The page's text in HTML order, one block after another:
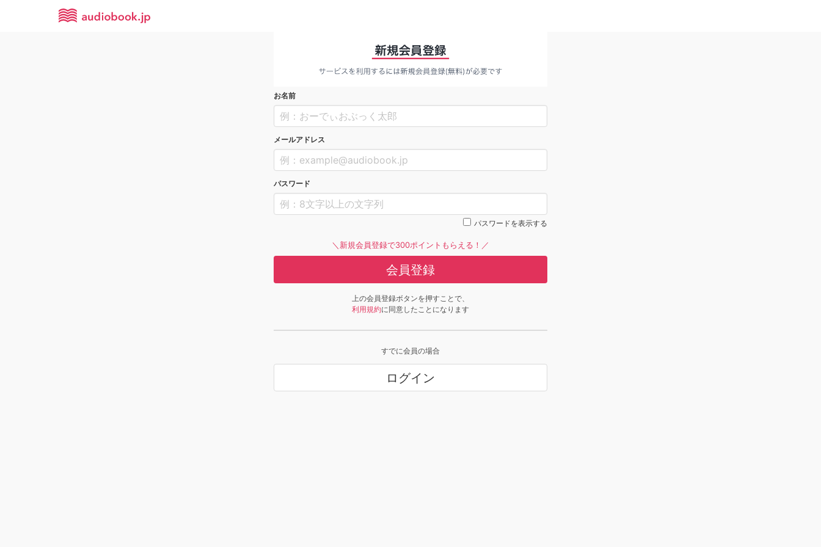
お名前
メールアドレス
パスワード
パスワードを表示する
＼新規会員登録で300ポイントもらえる！／
会員登録
上の会員登録ボタンを押すことで、
利用規約に同意したことになります
すでに会員の場合
ログイン